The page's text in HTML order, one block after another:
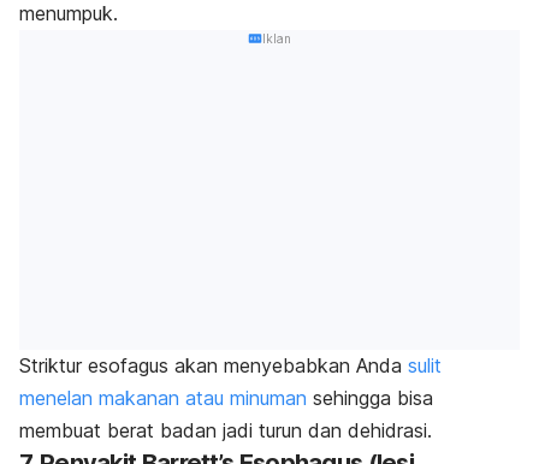
menumpuk.
Iklan
Striktur esofagus akan menyebabkan Anda sulit
menelan makanan atau minuman sehingga bisa
membuat berat badan jadi turun dan dehidrasi.